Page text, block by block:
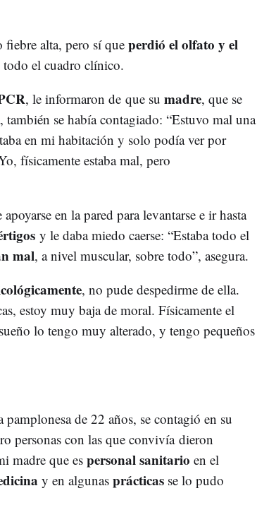
alta, pero sí que perdió el olfato y el
todo el cuadro clínico.
, le informaron de que su madre, que se
se había contagiado: “Estuvo mal una
en mi habitación y solo podía ver por
físicamente estaba mal, pero
en la pared para levantarse e ir hasta
y le daba miedo caerse: “Estaba todo el
mal, a nivel muscular, sobre todo”, asegura.
, no pude despedirme de ella.
estoy muy baja de moral. Físicamente el
lo tengo muy alterado, y tengo pequeños
pamplonesa de 22 años, se contagió en su
personas con las que convivía dieron
madre que es personal sanitario en el
y en algunas prácticas se lo pudo